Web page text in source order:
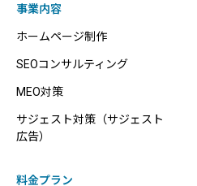
事業内容
ホームページ制作
SEOコンサルティング
MEO対策
サジェスト対策（サジェスト
広告）
料金プラン